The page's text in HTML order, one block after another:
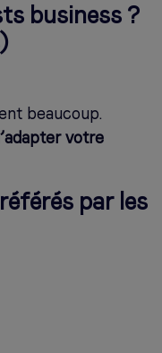
business ?
beaucoup.
votre
par les